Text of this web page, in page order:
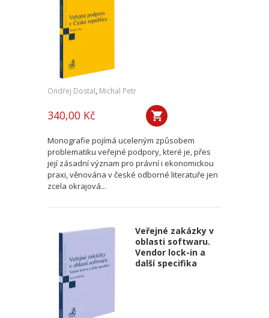
Ondřej Dostal, Michal Petr
340,00 Kč
Monografie pojímá uceleným způsobem
problematiku veřejné podpory, které je, přes
její zásadní význam pro právní i ekonomickou
praxi, věnována v české odborné literatuře jen
zcela okrajová...
Veřejné zakázky v
oblasti softwaru.
Vendor lock-in a
další specifika